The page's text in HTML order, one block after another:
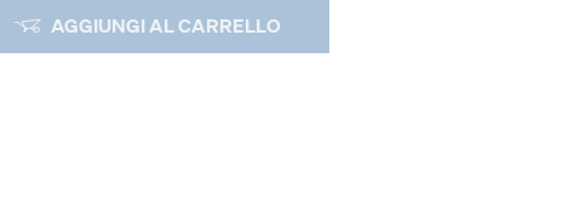
AGGIUNGI AL CARRELLO